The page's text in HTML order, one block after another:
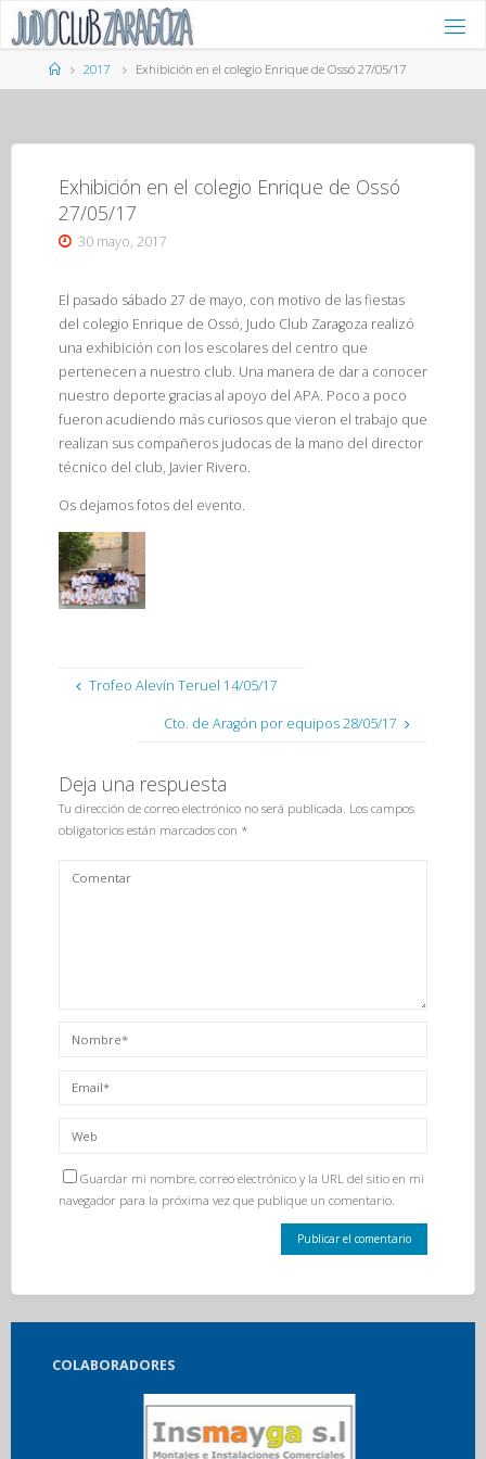
Saltar
contenidoPágina
de
2017 Exhibición en el colegio Enrique de Ossó 27/05/17
Exhibición en el colegio Enrique de Ossó
27/05/17
30 mayo, 2017
El pasado sábado 27 de mayo, con motivo de las fiestas
del colegio Enrique de Ossó, Judo Club Zaragoza realizó
una exhibición con los escolares del centro que
pertenecen a nuestro club. Una manera de dar a conocer
nuestro deporte gracias al apoyo del APA. Poco a poco
fueron acudiendo más curiosos que vieron el trabajo que
realizan sus compañeros judocas de la mano del director
técnico del club, Javier Rivero.
Os dejamos fotos del evento.
Trofeo Alevín Teruel 14/05/17
Cto. de Aragón por equipos 28/05/17
Deja una respuesta
Tu dirección de correo electrónico no será publicada. Los campos
obligatorios están marcados con *
Guardar mi nombre, correo electrónico y la URL del sitio en mi
navegador para la próxima vez que publique un comentario.
COLABORADORES